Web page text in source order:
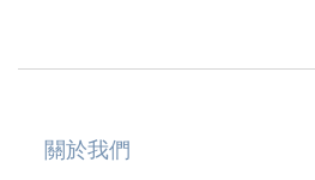
關於我們